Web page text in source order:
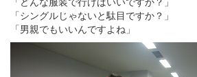
「シングルじゃないと駄目ですか？」
「男親でもいいんですよね」